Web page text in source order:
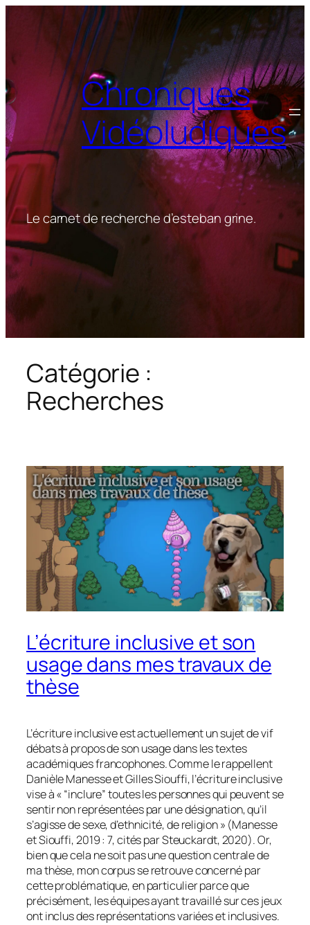
Chroniques
Vidéoludiques
Le carnet de recherche d’esteban grine.
Catégorie :
Recherches
L’écriture inclusive et son
usage dans mes travaux de
thèse
L’écriture inclusive est actuellement un sujet de vif
débats à propos de son usage dans les textes
académiques francophones. Comme le rappellent
Danièle Manesse et Gilles Siouffi, l’écriture inclusive
vise à « “inclure” toutes les personnes qui peuvent se
sentir non représentées par une désignation, qu’il
s’agisse de sexe, d’ethnicité, de religion » (Manesse
et Siouffi, 2019 : 7, cités par Steuckardt, 2020). Or,
bien que cela ne soit pas une question centrale de
ma thèse, mon corpus se retrouve concerné par
cette problématique, en particulier parce que
précisément, les équipes ayant travaillé sur ces jeux
ont inclus des représentations variées et inclusives.